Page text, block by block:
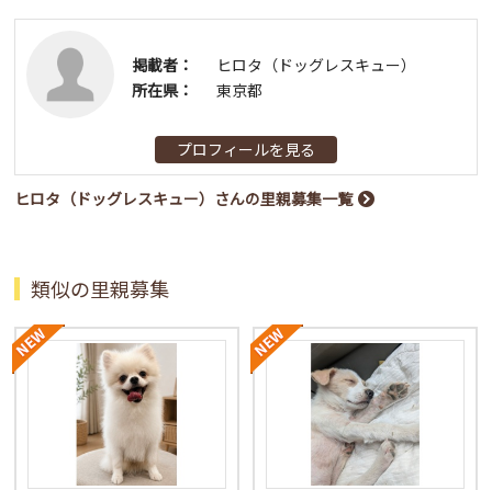
掲載者：
ヒロタ（ドッグレスキュー）
所在県：
東京都
プロフィールを見る
ヒロタ（ドッグレスキュー）さんの里親募集一覧
類似の里親募集